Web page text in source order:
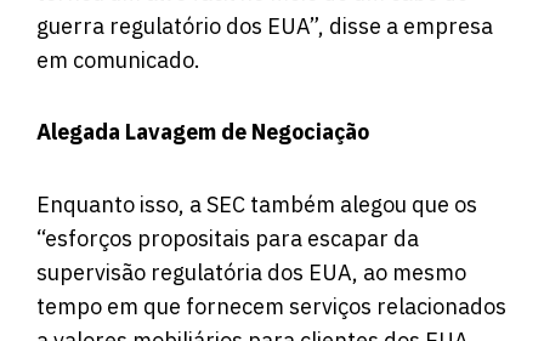
guerra regulatório dos EUA”, disse a empresa
em comunicado.
Alegada Lavagem de Negociação
Enquanto isso, a SEC também alegou que os
“esforços propositais para escapar da
supervisão regulatória dos EUA, ao mesmo
tempo em que fornecem serviços relacionados